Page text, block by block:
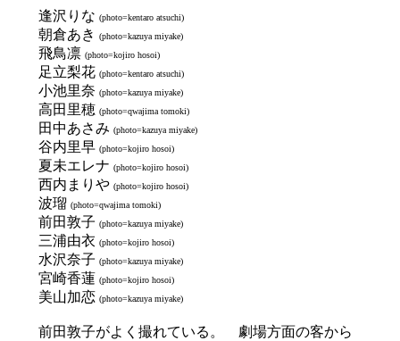
逢沢りな (photo=kentaro atsuchi)
朝倉あき (photo=kazuya miyake)
飛鳥凛 (photo=kojiro hosoi)
足立梨花 (photo=kentaro atsuchi)
小池里奈 (photo=kazuya miyake)
高田里穂 (photo=qwajima tomoki)
田中あさみ (photo=kazuya miyake)
谷内里早 (photo=kojiro hosoi)
夏未エレナ (photo=kojiro hosoi)
西内まりや (photo=kojiro hosoi)
波瑠 (photo=qwajima tomoki)
前田敦子 (photo=kazuya miyake)
三浦由衣 (photo=kojiro hosoi)
水沢奈子 (photo=kazuya miyake)
宮崎香蓮 (photo=kojiro hosoi)
美山加恋 (photo=kazuya miyake)
前田敦子がよく撮れている。 劇場方面の客から